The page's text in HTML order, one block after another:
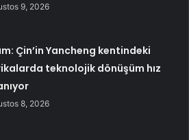
9, 2026
Çin’in Yancheng kentindeki
teknolojik dönüşüm hız
8, 2026